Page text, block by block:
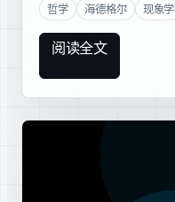
哲学 海德格尔 现象学
阅读全文